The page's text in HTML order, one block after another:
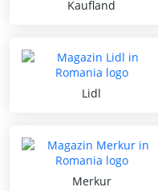
Kaufland
Lidl
Merkur